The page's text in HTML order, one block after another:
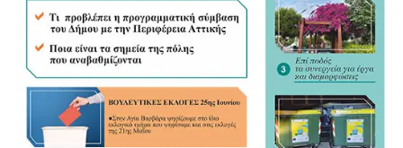
«Τα ουσιώδη είναι οι αρμοδιότητες και οι πόροι»